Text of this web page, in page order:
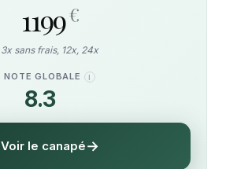
1199€
3x sans frais, 12x, 24x
NOTE GLOBALE I
8.3
Voir le canapé